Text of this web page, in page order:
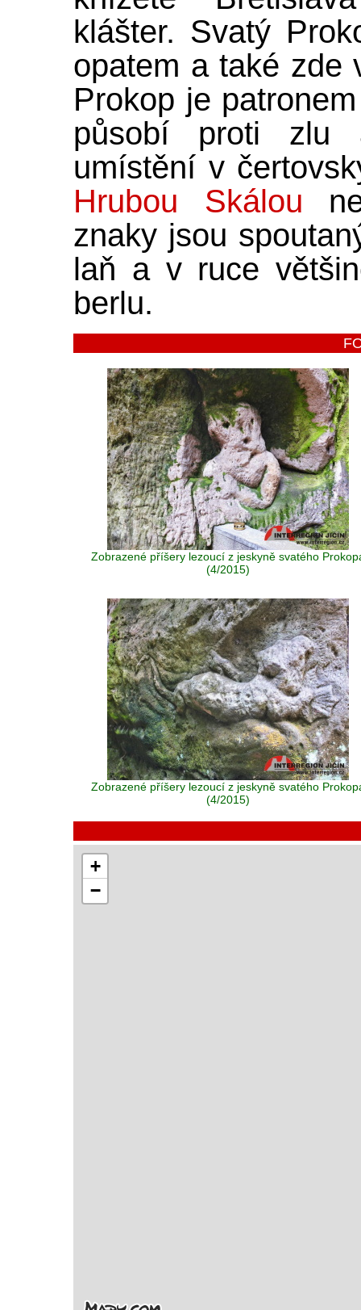
klášter. Svatý
opatem a také zde
Prokop je
působí proti zlu
umístění v
Hrubou Skálou
znaky jsou
laň a v ruce
berlu.
Zobrazené příšery lezoucí z jeskyně svatého
(4/2015)
Zobrazené příšery lezoucí z jeskyně svatého
(4/2015)
+
−